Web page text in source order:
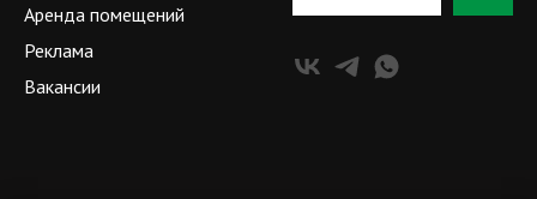
Аренда помещений
Реклама
Вакансии